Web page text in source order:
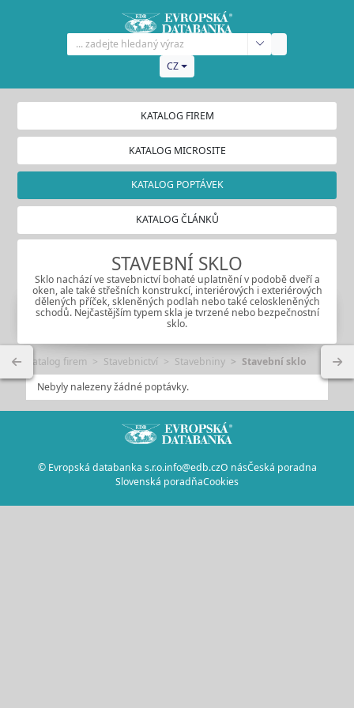
CZ
KATALOG FIREM
KATALOG MICROSITE
KATALOG POPTÁVEK
KATALOG ČLÁNKŮ
STAVEBNÍ SKLO
Sklo nachází ve stavebnictví bohaté uplatnění v podobě dveří a
oken, ale také střešních konstrukcí, interiérových i exteriérových
dělených příček, skleněných podlah nebo také celoskleněných
schodů. Nejčastějším typem skla je tvrzené nebo bezpečnostní
sklo.
Katalog firem Stavebnictví Stavebniny
Stavební sklo
Nebyly nalezeny žádné poptávky.
© Evropská databanka s.r.o.info@edb.czO násČeská poradna
Slovenská poradňaCookies